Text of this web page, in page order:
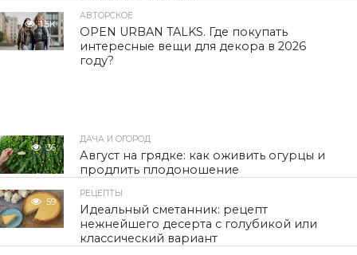
1.5K
АВТОРСКОЕ
OPEN URBAN TALKS. Где покупать
интересные вещи для декора в 2026
году?
36
ДАЧА И ОГОРОД
Август на грядке: как оживить огурцы и
продлить плодоношение
59
РЕЦЕПТЫ
Идеальный сметанник: рецепт
нежнейшего десерта с голубикой или
классический вариант